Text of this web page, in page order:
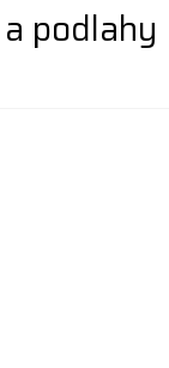
podlahy